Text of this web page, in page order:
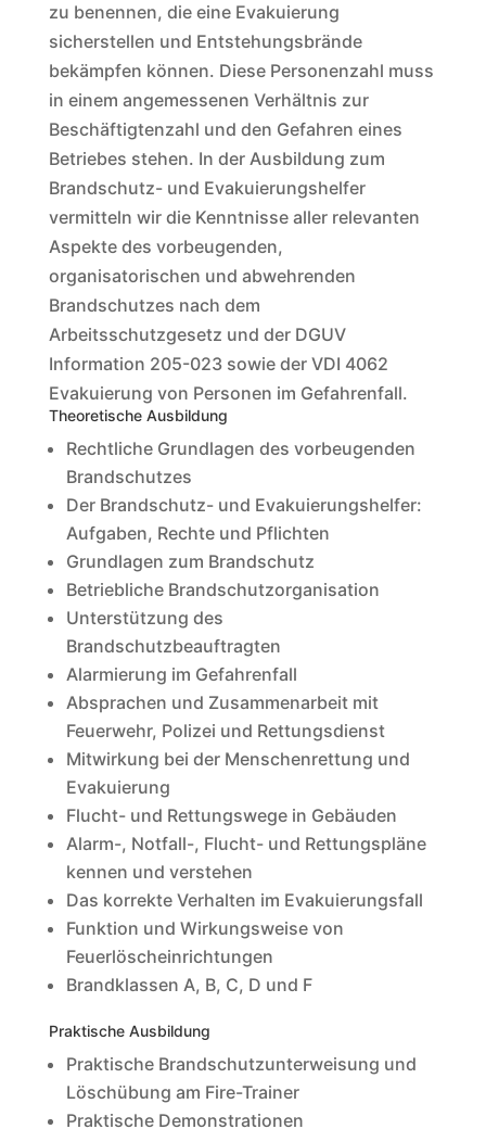
zu benennen, die eine Evakuierung
sicherstellen und Entstehungsbrände
bekämpfen können. Diese Personenzahl muss
in einem angemessenen Verhältnis zur
Beschäftigtenzahl und den Gefahren eines
Betriebes stehen. In der Ausbildung zum
Brandschutz- und Evakuierungshelfer
vermitteln wir die Kenntnisse aller relevanten
Aspekte des vorbeugenden,
organisatorischen und abwehrenden
Brandschutzes nach dem
Arbeitsschutzgesetz und der DGUV
Information 205-023 sowie der VDI 4062
Evakuierung von Personen im Gefahrenfall.
Theoretische Ausbildung
Rechtliche Grundlagen des vorbeugenden
Brandschutzes
Der Brandschutz- und Evakuierungshelfer:
Aufgaben, Rechte und Pflichten
Grundlagen zum Brandschutz
Betriebliche Brandschutzorganisation
Unterstützung des
Brandschutzbeauftragten
Alarmierung im Gefahrenfall
Absprachen und Zusammenarbeit mit
Feuerwehr, Polizei und Rettungsdienst
Mitwirkung bei der Menschenrettung und
Evakuierung
Flucht- und Rettungswege in Gebäuden
Alarm-, Notfall-, Flucht- und Rettungspläne
kennen und verstehen
Das korrekte Verhalten im Evakuierungsfall
Funktion und Wirkungsweise von
Feuerlöscheinrichtungen
Brandklassen A, B, C, D und F
Praktische Ausbildung
Praktische Brandschutzunterweisung und
Löschübung am Fire-Trainer
Praktische Demonstrationen